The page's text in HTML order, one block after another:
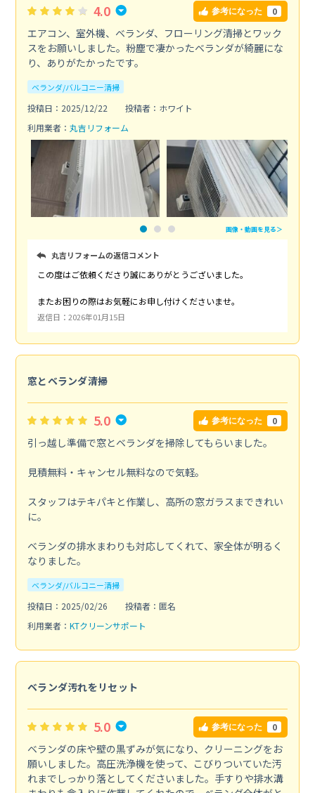
4.0 参考になった 0
エアコン、室外機、ベランダ、フローリング清掃とワック
スをお願いしました。粉塵で凄かったベランダが綺麗にな
り、ありがたかったです。
ベランダ/バルコニー清掃
投稿日：2025/12/22
投稿者：ホワイト
利用業者： 丸吉リフォーム
画像・動画を見る＞
丸吉リフォームの返信コメント
この度はご依頼くださり誠にありがとうございました。
またお困りの際はお気軽にお申し付けくださいませ。
返信日：2026年01月15日
窓とベランダ清掃
5.0 参考になった 0
引っ越し準備で窓とベランダを掃除してもらいました。
見積無料・キャンセル無料なので気軽。
スタッフはテキパキと作業し、高所の窓ガラスまできれい
に。
ベランダの排水まわりも対応してくれて、家全体が明るく
なりました。
ベランダ/バルコニー清掃
投稿日：2025/02/26
投稿者：匿名
利用業者： KTクリーンサポート
ベランダ汚れをリセット
5.0 参考になった 0
ベランダの床や壁の黒ずみが気になり、クリーニングをお
願いしました。高圧洗浄機を使って、こびりついていた汚
れまでしっかり落としてくださいました。手すりや排水溝